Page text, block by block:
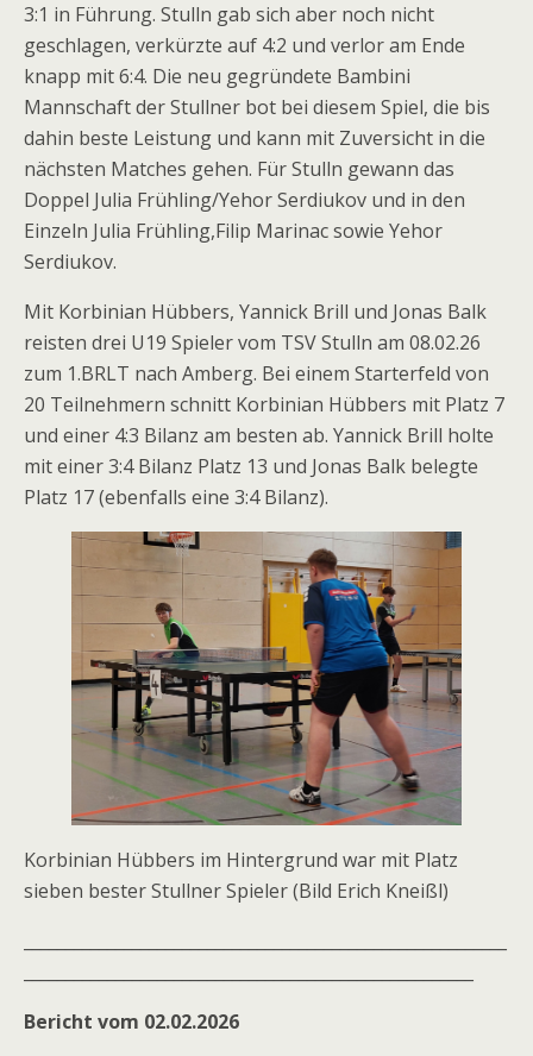
3:1 in Führung. Stulln gab sich aber noch nicht
geschlagen, verkürzte auf 4:2 und verlor am Ende
knapp mit 6:4. Die neu gegründete Bambini
Mannschaft der Stullner bot bei diesem Spiel, die bis
dahin beste Leistung und kann mit Zuversicht in die
nächsten Matches gehen. Für Stulln gewann das
Doppel Julia Frühling/Yehor Serdiukov und in den
Einzeln Julia Frühling,Filip Marinac sowie Yehor
Serdiukov.
Mit Korbinian Hübbers, Yannick Brill und Jonas Balk
reisten drei U19 Spieler vom TSV Stulln am 08.02.26
zum 1.BRLT nach Amberg. Bei einem Starterfeld von
20 Teilnehmern schnitt Korbinian Hübbers mit Platz 7
und einer 4:3 Bilanz am besten ab. Yannick Brill holte
mit einer 3:4 Bilanz Platz 13 und Jonas Balk belegte
Platz 17 (ebenfalls eine 3:4 Bilanz).
Korbinian Hübbers im Hintergrund war mit Platz
sieben bester Stullner Spieler (Bild Erich Kneißl)
Bericht vom 02.02.2026